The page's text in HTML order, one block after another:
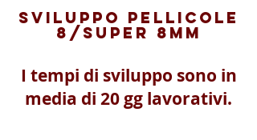
Sviluppo pellicole
8/super 8mm
I tempi di sviluppo sono in
media di 20 gg lavorativi.